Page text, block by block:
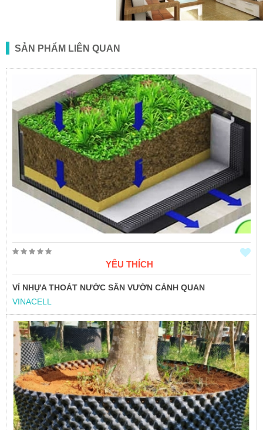
SẢN PHẨM LIÊN QUAN
YÊU THÍCH
VỈ NHỰA THOÁT NƯỚC SÂN VƯỜN CẢNH QUAN
VINACELL